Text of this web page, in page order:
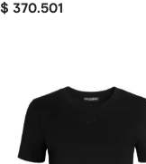
$ 370.501